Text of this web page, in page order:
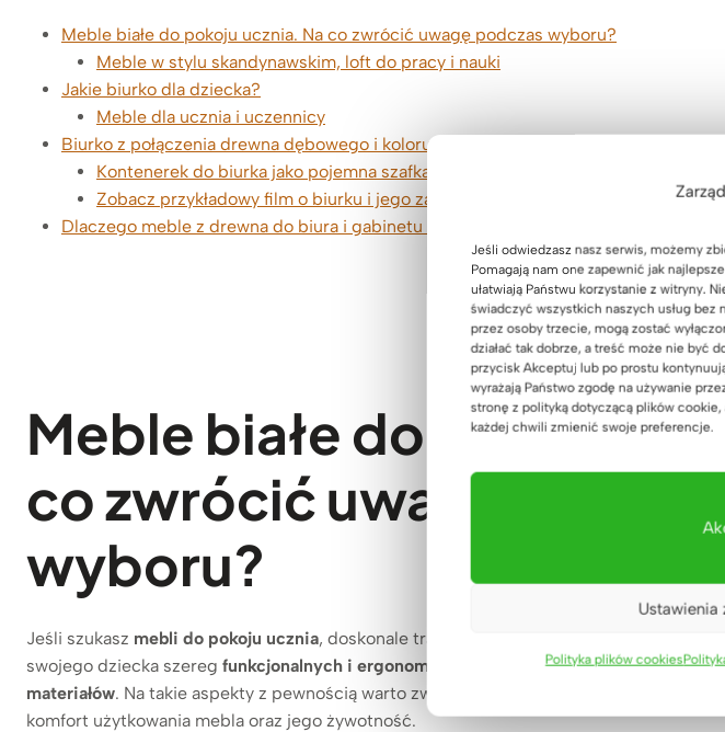
Jeśli odwiedzasz nasz serwis, możemy
Pomagają nam one zapewnić jak
ułatwiają Państwu korzystanie z witryny.
świadczyć wszystkich naszych usług
przez osoby trzecie, mogą zostać
działać tak dobrze, a treść może nie być
przycisk Akceptuj lub po prostu
wyrażają Państwo zgodę na używanie
stronę z polityką dotyczącą plików
każdej chwili zmienić swoje preferencje.
Ustawienia
Polityka plików cookies
Meble białe do pokoju ucznia. Na co zwrócić uwagę podczas wyboru?
Meble w stylu skandynawskim, loft do pracy i nauki
Jakie biurko dla dziecka?
Meble dla ucznia i uczennicy
Biurko z połączenia drewna dębowego i koloru białego – elegancja i funkcjonalność
Kontenerek do biurka jako pojemna szafka na zeszyty, książki
Zobacz przykładowy film o biurku i jego zaletach ?
Dlaczego meble z drewna do biura i gabinetu od Deerhorn – podsumowanie.
Meble białe do pokoju
co zwrócić uwagę podczas
wyboru?
Jeśli szukasz mebli do pokoju ucznia, doskonale trafiłeś. W naszej ofercie
swojego dziecka szereg funkcjonalnych i ergonomicznych mebli premium
materiałów. Na takie aspekty z pewnością warto zwrócić uwagę, ponieważ to właśnie
komfort użytkowania mebla oraz jego żywotność.